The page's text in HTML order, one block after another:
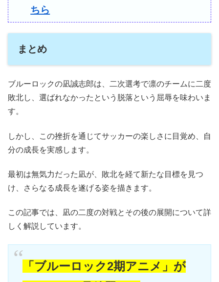
ちら
まとめ
ブルーロックの凪誠志郎は、二次選考で凛のチームに二度
敗北し、選ばれなかったという脱落という屈辱を味わいま
す。
しかし、この挫折を通じてサッカーの楽しさに目覚め、自
分の成長を実感します。
最初は無気力だった凪が、敗北を経て新たな目標を見つ
け、さらなる成長を遂げる姿を描きます。
この記事では、凪の二度の対戦とその後の展開について詳
しく解説しています。
「ブルーロック2期アニメ」が